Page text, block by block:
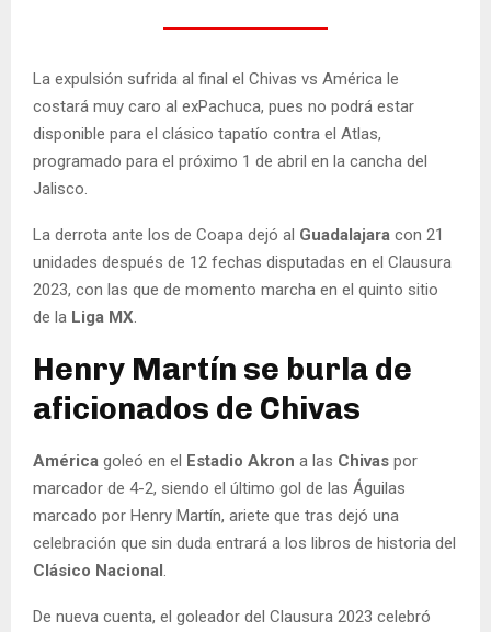
La expulsión sufrida al final el Chivas vs América le
costará muy caro al exPachuca, pues no podrá estar
disponible para el clásico tapatío contra el Atlas,
programado para el próximo 1 de abril en la cancha del
Jalisco.
La derrota ante los de Coapa dejó al Guadalajara con 21
unidades después de 12 fechas disputadas en el Clausura
2023, con las que de momento marcha en el quinto sitio
de la Liga MX.
Henry Martín se burla de
aficionados de Chivas
América goleó en el Estadio Akron a las Chivas por
marcador de 4-2, siendo el último gol de las Águilas
marcado por Henry Martín, ariete que tras dejó una
celebración que sin duda entrará a los libros de historia del
Clásico Nacional.
De nueva cuenta, el goleador del Clausura 2023 celebró